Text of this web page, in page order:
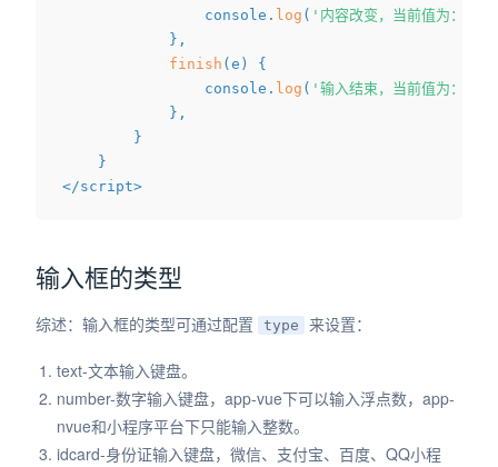
				console
. log ( '内容改变，当前值为：'
} ,
finish (e )
{
				console
. log ( '输入结束，当前值为：'
} ,
}
}
</script>
输入框的类型
综述：输入框的类型可通过配置 type 来设置：
text-文本输入键盘。
number-数字输入键盘，app-vue下可以输入浮点数，app-
nvue和小程序平台下只能输入整数。
idcard-身份证输入键盘，微信、支付宝、百度、QQ小程